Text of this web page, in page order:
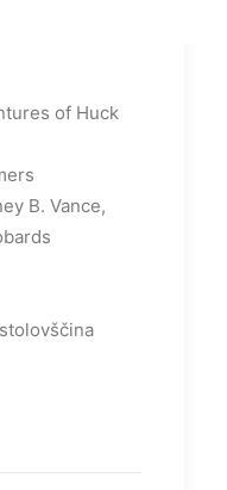
of Huck
B. Vance,